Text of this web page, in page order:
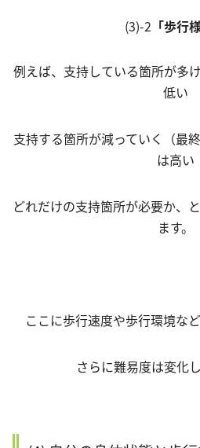
(3)-2 「歩行
例えば、支持している箇所が多
低い
支持する箇所が減っていく（最
は高い
どれだけの支持箇所が必要か、
ます。
ここに歩行速度や歩行環境な
さらに難易度は変化